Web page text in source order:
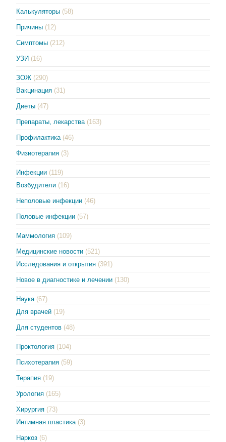
Калькуляторы (58)
Причины (12)
Симптомы (212)
УЗИ (16)
ЗОЖ (290)
Вакцинация (31)
Диеты (47)
Препараты, лекарства (163)
Профилактика (46)
Физиотерапия (3)
Инфекции (119)
Возбудители (16)
Неполовые инфекции (46)
Половые инфекции (57)
Маммология (109)
Медицинские новости (521)
Исследования и открытия (391)
Новое в диагностике и лечении (130)
Наука (67)
Для врачей (19)
Для студентов (48)
Проктология (104)
Психотерапия (59)
Терапия (19)
Урология (165)
Хирургия (73)
Интимная пластика (3)
Наркоз (6)